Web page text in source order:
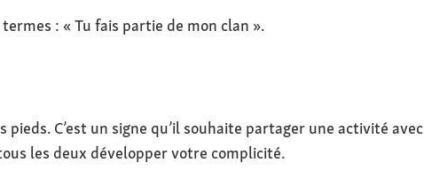
: « Tu fais partie de mon clan ».
pieds. C’est un signe qu’il souhaite partager une activité avec
les deux développer votre complicité.